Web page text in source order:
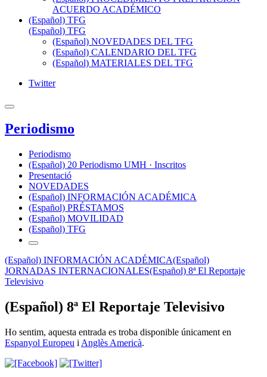
ACUERDO ACADÉMICO
(Español) TFG
(Español) TFG
(Español) NOVEDADES DEL TFG
(Español) CALENDARIO DEL TFG
(Español) MATERIALES DEL TFG
Twitter
Periodismo
Periodismo
(Español) 20 Periodismo UMH · Inscritos
Presentació
NOVEDADES
(Español) INFORMACIÓN ACADÉMICA
(Español) PRÉSTAMOS
(Español) MOVILIDAD
(Español) TFG
(Español) INFORMACIÓN ACADÉMICA(Español)
JORNADAS INTERNACIONALES(Español) 8ª El Reportaje
Televisivo
(Español) 8ª El Reportaje Televisivo
Ho sentim, aquesta entrada es troba disponible únicament en
Espanyol Europeu i Anglès Americà.